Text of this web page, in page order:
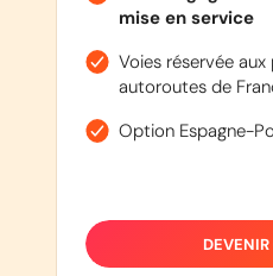
mise en service
Voies réservée
autoroutes de
Option Espagne-